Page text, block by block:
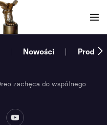
Nowości
zachęca do wspólnego